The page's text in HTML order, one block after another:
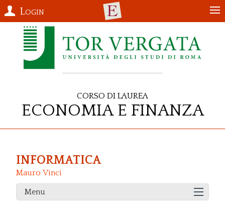
Login
Corso di Laurea
Economia e Finanza
INFORMATICA
Mauro Vinci
Menu